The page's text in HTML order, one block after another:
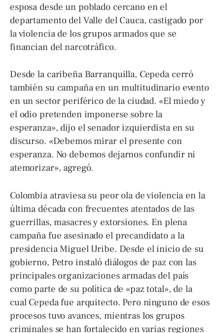
esposa desde un poblado cercano en el
departamento del Valle del Cauca, castigado por
la violencia de los grupos armados que se
financian del narcotráfico.
Desde la caribeña Barranquilla, Cepeda cerró
también su campaña en un multitudinario evento
en un sector periférico de la ciudad. «El miedo y
el odio pretenden imponerse sobre la
esperanza», dijo el senador izquierdista en su
discurso. «Debemos mirar el presente con
esperanza. No debemos dejarnos confundir ni
atemorizar», agregó.
Colombia atraviesa su peor ola de violencia en la
última década con frecuentes atentados de las
guerrillas, masacres y extorsiones. En plena
campaña fue asesinado el precandidato a la
presidencia Miguel Uribe. Desde el inicio de su
gobierno, Petro instaló diálogos de paz con las
principales organizaciones armadas del país
como parte de su política de «paz total», de la
cual Cepeda fue arquitecto. Pero ninguno de esos
procesos tuvo avances, mientras los grupos
criminales se han fortalecido en varias regiones